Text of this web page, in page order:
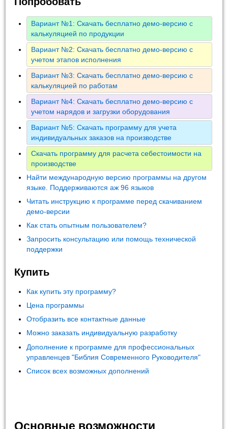
Вариант №1: Скачать бесплатно демо-версию с
калькуляцией по продукции
Вариант №2: Скачать бесплатно демо-версию с
учетом этапов исполнения
Вариант №3: Скачать бесплатно демо-версию с
калькуляцией по работам
Вариант №4: Скачать бесплатно демо-версию с
учетом нарядов и загрузки оборудования
Вариант №5: Скачать программу для учета
индивидуальных заказов на производстве
Скачать программу для расчета себестоимости на
производстве
Найти международную версию программы на другом
языке. Поддерживаются аж 96 языков
Читать инструкцию к программе перед скачиванием
демо-версии
Как стать опытным пользователем?
Запросить консультацию или помощь технической
поддержки
Купить
Как купить эту программу?
Цена программы
Отобразить все контактные данные
Можно заказать индивидуальную разработку
Дополнение к программе для профессиональных
управленцев "Библия Современного Руководителя"
Список всех возможных дополнений
Основные возможности